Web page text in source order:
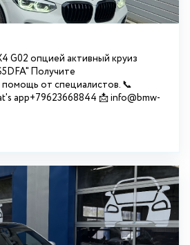
G02 опцией активный круиз
Получите
от специалистов. 📞
app+79623668844 📩 info@bmw-